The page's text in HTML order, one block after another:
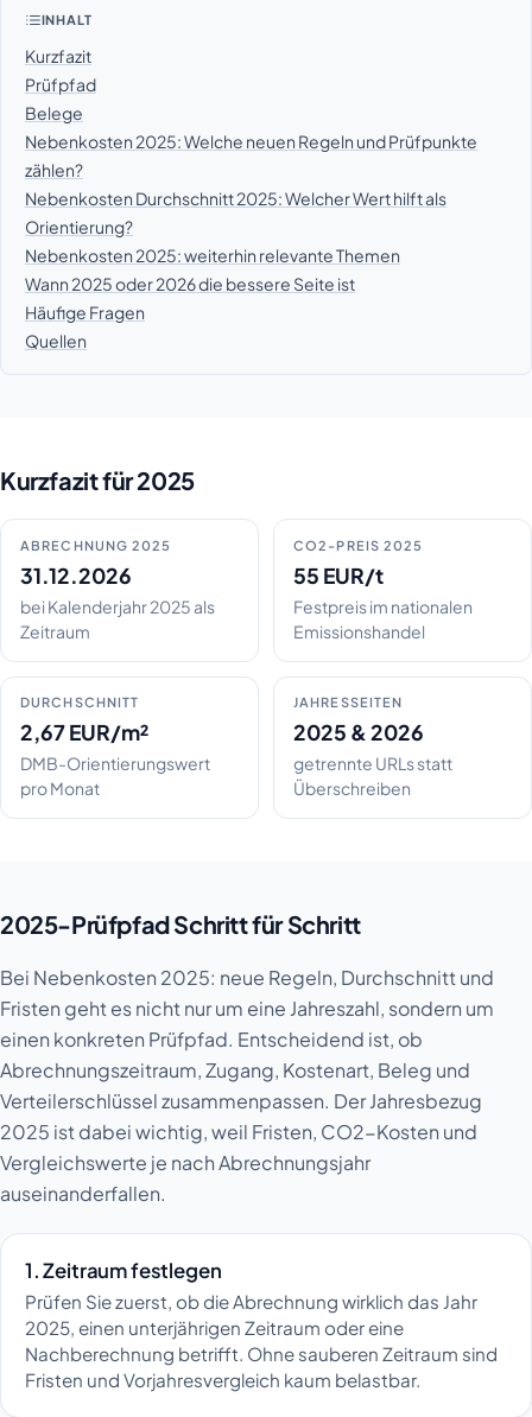
INHALT
Kurzfazit
Prüfpfad
Belege
Nebenkosten 2025: Welche neuen Regeln und Prüfpunkte
zählen?
Nebenkosten Durchschnitt 2025: Welcher Wert hilft als
Orientierung?
Nebenkosten 2025: weiterhin relevante Themen
Wann 2025 oder 2026 die bessere Seite ist
Häufige Fragen
Quellen
Kurzfazit für 2025
ABRECHNUNG 2025
31.12.2026
bei Kalenderjahr 2025 als
Zeitraum
CO2-PREIS 2025
55 EUR/t
Festpreis im nationalen
Emissionshandel
DURCHSCHNITT
2,67 EUR/m²
DMB-Orientierungswert
pro Monat
JAHRESSEITEN
2025 & 2026
getrennte URLs statt
Überschreiben
2025-Prüfpfad Schritt für Schritt
Bei Nebenkosten 2025: neue Regeln, Durchschnitt und
Fristen geht es nicht nur um eine Jahreszahl, sondern um
einen konkreten Prüfpfad. Entscheidend ist, ob
Abrechnungszeitraum, Zugang, Kostenart, Beleg und
Verteilerschlüssel zusammenpassen. Der Jahresbezug
2025 ist dabei wichtig, weil Fristen, CO2-Kosten und
Vergleichswerte je nach Abrechnungsjahr
auseinanderfallen.
1. Zeitraum festlegen
Prüfen Sie zuerst, ob die Abrechnung wirklich das Jahr
2025, einen unterjährigen Zeitraum oder eine
Nachberechnung betrifft. Ohne sauberen Zeitraum sind
Fristen und Vorjahresvergleich kaum belastbar.